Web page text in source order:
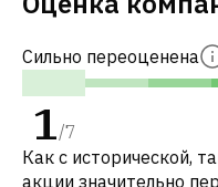
Сильно переоценена
1/7
Как с исторической,
акции значительно